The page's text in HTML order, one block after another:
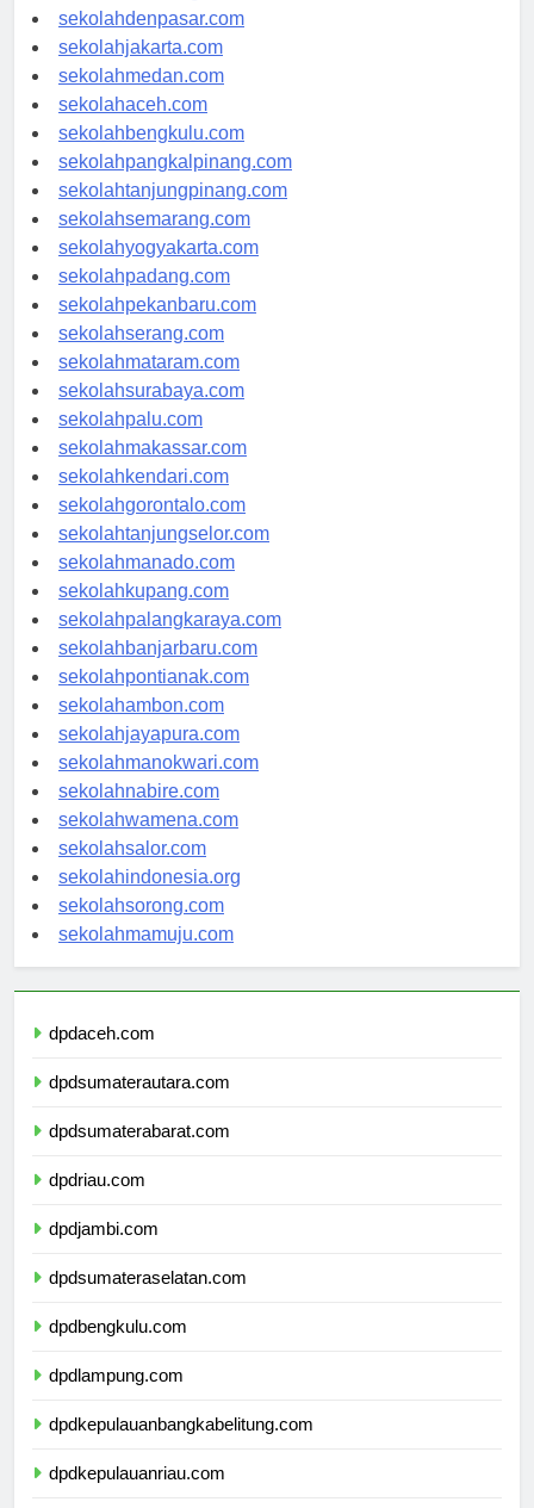
sekolahbandung.com
sekolahdenpasar.com
sekolahjakarta.com
sekolahmedan.com
sekolahaceh.com
sekolahbengkulu.com
sekolahpangkalpinang.com
sekolahtanjungpinang.com
sekolahsemarang.com
sekolahyogyakarta.com
sekolahpadang.com
sekolahpekanbaru.com
sekolahserang.com
sekolahmataram.com
sekolahsurabaya.com
sekolahpalu.com
sekolahmakassar.com
sekolahkendari.com
sekolahgorontalo.com
sekolahtanjungselor.com
sekolahmanado.com
sekolahkupang.com
sekolahpalangkaraya.com
sekolahbanjarbaru.com
sekolahpontianak.com
sekolahambon.com
sekolahjayapura.com
sekolahmanokwari.com
sekolahnabire.com
sekolahwamena.com
sekolahsalor.com
sekolahindonesia.org
sekolahsorong.com